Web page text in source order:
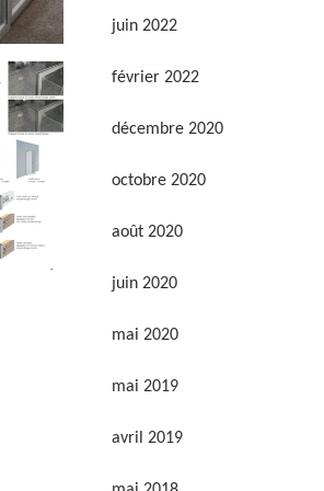
juin 2022
février 2022
décembre 2020
octobre 2020
août 2020
juin 2020
mai 2020
mai 2019
avril 2019